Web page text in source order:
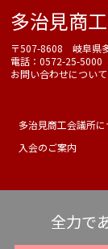
多治見商
〒507-8608 岐阜県
電話：0572-25-
お問い合わせについ
多治見商工会議所に
入会のご案内
全力で